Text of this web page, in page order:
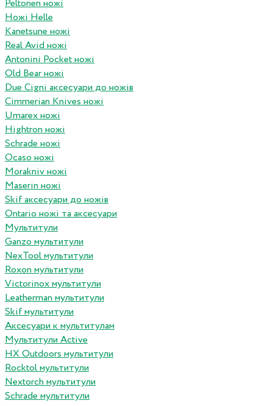
Peltonen ножі
Ножі Helle
Kanetsune ножі
Real Avid ножі
Antonini Pocket ножі
Old Bear ножі
Due Cigni аксесуари до ножів
Cimmerian Knives ножі
Umarex ножі
Hightron ножі
Schrade ножі
Ocaso ножі
Morakniv ножі
Maserin ножі
Skif аксесуари до ножів
Ontario ножі та аксесуари
Мультитули
Ganzo мультитули
NexTool мультитули
Roxon мультитули
Victorinox мультитули
Leatherman мультитули
Skif мультитули
Аксесуари к мультитулам
Мультитули Active
HX Outdoors мультитули
Rocktol мультитули
Nextorch мультитули
Schrade мультитули